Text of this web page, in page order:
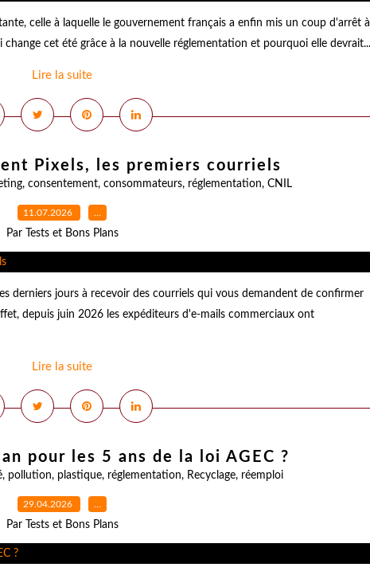
celle à laquelle le gouvernement français a enfin mis un coup d'arrêt à
cet été grâce à la nouvelle réglementation et pourquoi elle devrait...
Lire la suite
Pixels, les premiers courriels
, consentement, consommateurs, réglementation, CNIL
11.07.2026 …
Par Tests et Bons Plans
derniers jours à recevoir des courriels qui vous demandent de confirmer
depuis juin 2026 les expéditeurs d'e-mails commerciaux ont
Lire la suite
pour les 5 ans de la loi AGEC ?
, pollution, plastique, réglementation, Recyclage, réemploi
29.04.2026 …
Par Tests et Bons Plans